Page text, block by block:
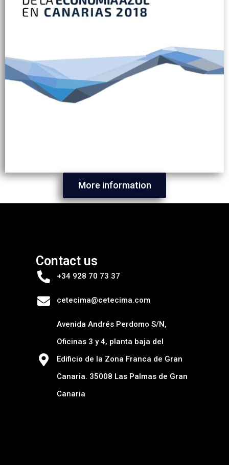
More information
Contact us
+34 928 70 73 37
cetecima@cetecima.com
Avenida Andrés Perdomo S/N,
Oficinas 3 y 4, planta baja del
Edificio de la Zona Franca de Gran
Canaria. 35008 Las Palmas de Gran
Canaria